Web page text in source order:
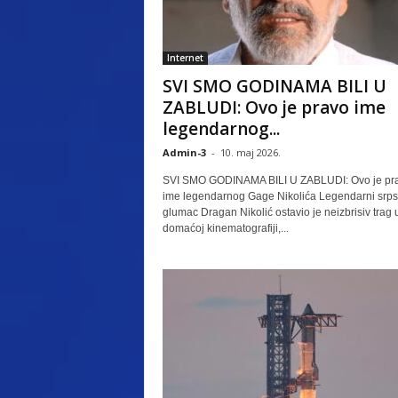
Internet
SVI SMO GODINAMA BILI U
ZABLUDI: Ovo je pravo ime
legendarnog...
Admin-3 - 10. maj 2026.
SVI SMO GODINAMA BILI U ZABLUDI: Ovo je
ime legendarnog Gage Nikolića Legendarni
glumac Dragan Nikolić ostavio je neizbrisiv trag
domaćoj kinematografiji,...